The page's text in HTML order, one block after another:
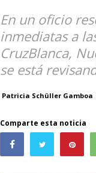
En un oficio
inmediatas a
CruzBlanca,
se está
Patricia Schüller Gamboa
Comparte esta noticia